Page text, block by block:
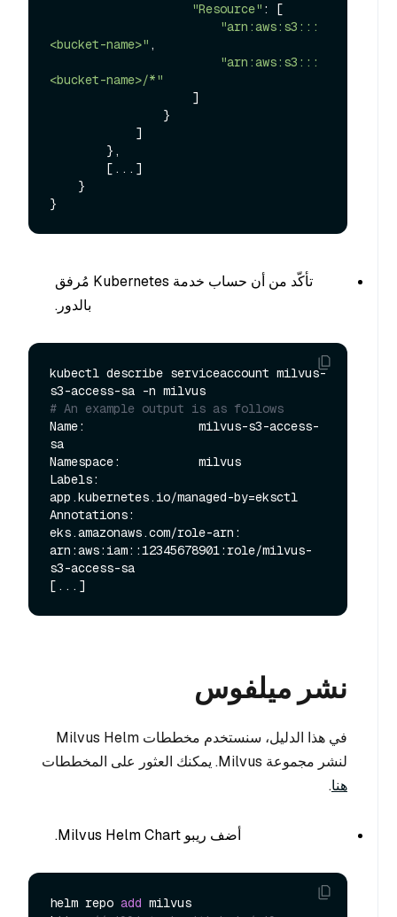
"Resource" : [
"arn:aws:s3:::
<bucket-name>" ,
"arn:aws:s3:::
<bucket-name>/*"
تأكّد من أن حساب خدمة Kubernetes مُرفق
بالدور.
kubectl describe serviceaccount milvus-
# An example output is as follows
Name:                milvus-s3-access-
sa
Namespace:           milvus
Labels:
app.kubernetes.io/managed-by=eksctl
Annotations:
eks.amazonaws.com/role-arn:
arn:aws:iam::12345678901:role/milvus-
s3-access-sa
نشر ميلفوس
في هذا الدليل، سنستخدم مخططات Milvus Helm
لنشر مجموعة Milvus. يمكنك العثور على المخططات
هنا.
أضف ريبو Milvus Helm Chart.
helm repo add milvus